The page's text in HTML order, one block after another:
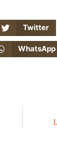
Twitter
WhatsApp